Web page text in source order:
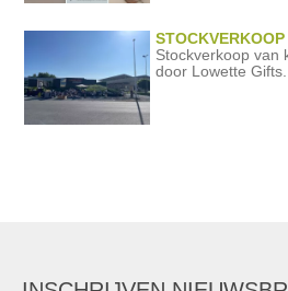
Stockverkoop van
door Lowette